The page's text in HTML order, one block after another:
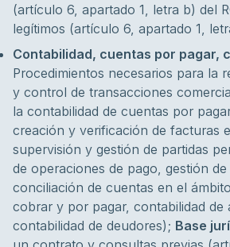
(artículo 6, apartado 1, letra b) del
legítimos (artículo 6, apartado 1,
Contabilidad, cuentas por pagar,
Procedimientos necesarios para la
y control de transacciones
la contabilidad de cuentas por
creación y verificación de facturas
supervisión y gestión de partidas
de operaciones de pago, gestión
conciliación de cuentas en el
cobrar y por pagar, contabilidad de
contabilidad de deudores); Base